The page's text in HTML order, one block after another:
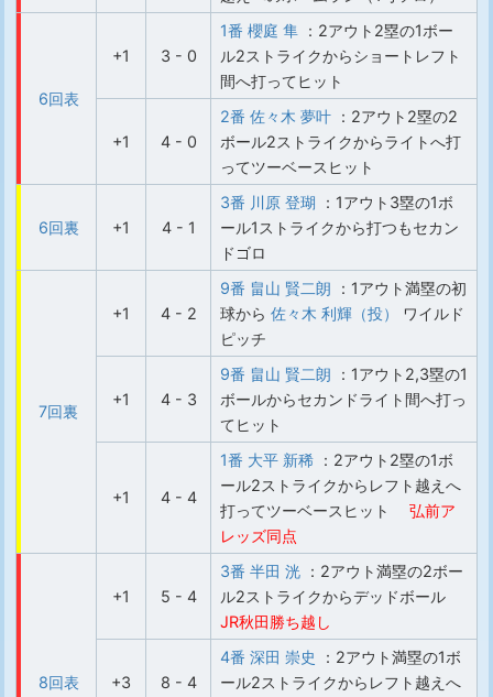
6回表
+1 3 - 0
1番 櫻庭 隼 ：2アウト2塁の1ボー
ル2ストライクからショートレフト
間へ打ってヒット
+1 4 - 0
2番 佐々木 夢叶 ：2アウト2塁の2
ボール2ストライクからライトへ打
ってツーベースヒット
6回裏 +1 4 - 1
3番 川原 登瑚 ：1アウト3塁の1ボ
ール1ストライクから打つもセカン
ドゴロ
7回裏
+1 4 - 2
9番 畠山 賢二朗 ：1アウト満塁の初
球から 佐々木 利輝（投）
ワイルド
ピッチ
+1 4 - 3
9番 畠山 賢二朗 ：1アウト2,3塁の1
ボールからセカンドライト間へ打っ
てヒット
+1 4 - 4
1番 大平 新稀 ：2アウト2塁の1ボ
ール2ストライクからレフト越えへ
打ってツーベースヒット
弘前ア
レッズ同点
8回表
+1 5 - 4
3番 半田 洸 ：2アウト満塁の2ボー
ル2ストライクからデッドボール
JR秋田勝ち越し
+3 8 - 4
4番 深田 崇史
：2アウト満塁の1ボ
ール2ストライクからレフト越えへ